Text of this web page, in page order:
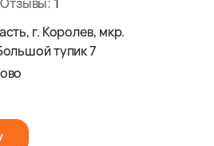
г. Королев, мкр.
тупик 7